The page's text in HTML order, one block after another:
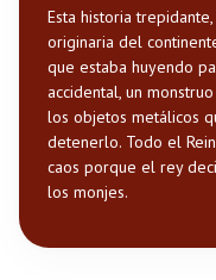
Esta historia
originaria del
que estaba huyendo
accidental, un
los objetos metálicos
detenerlo. Todo el
caos porque el rey
los monjes.